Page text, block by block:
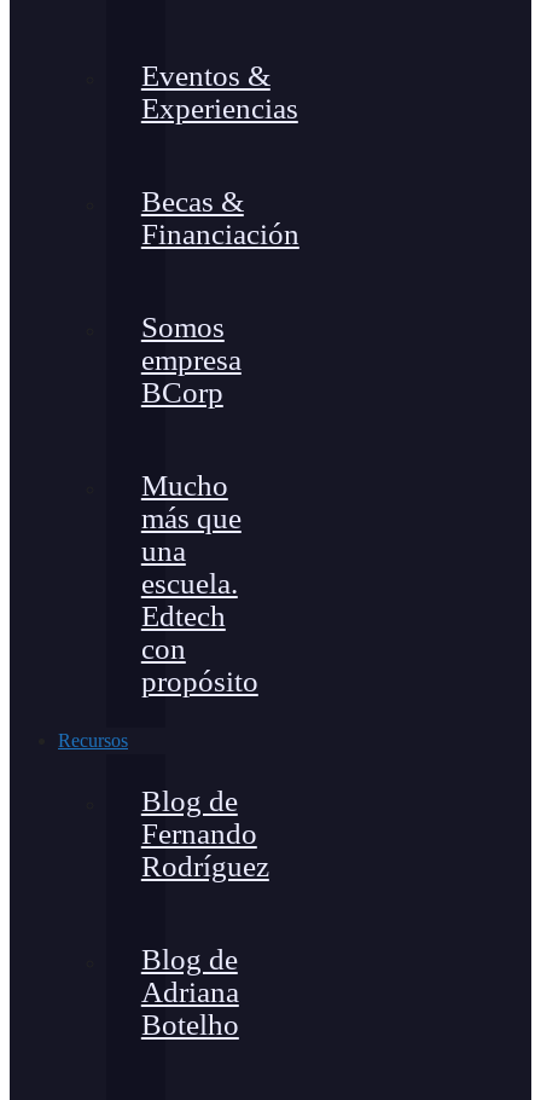
Eventos &
Experiencias
Becas &
Financiación
Somos
empresa
BCorp
Mucho
más que
una
escuela.
Edtech
con
propósito
Recursos
Blog de
Fernando
Rodríguez
Blog de
Adriana
Botelho